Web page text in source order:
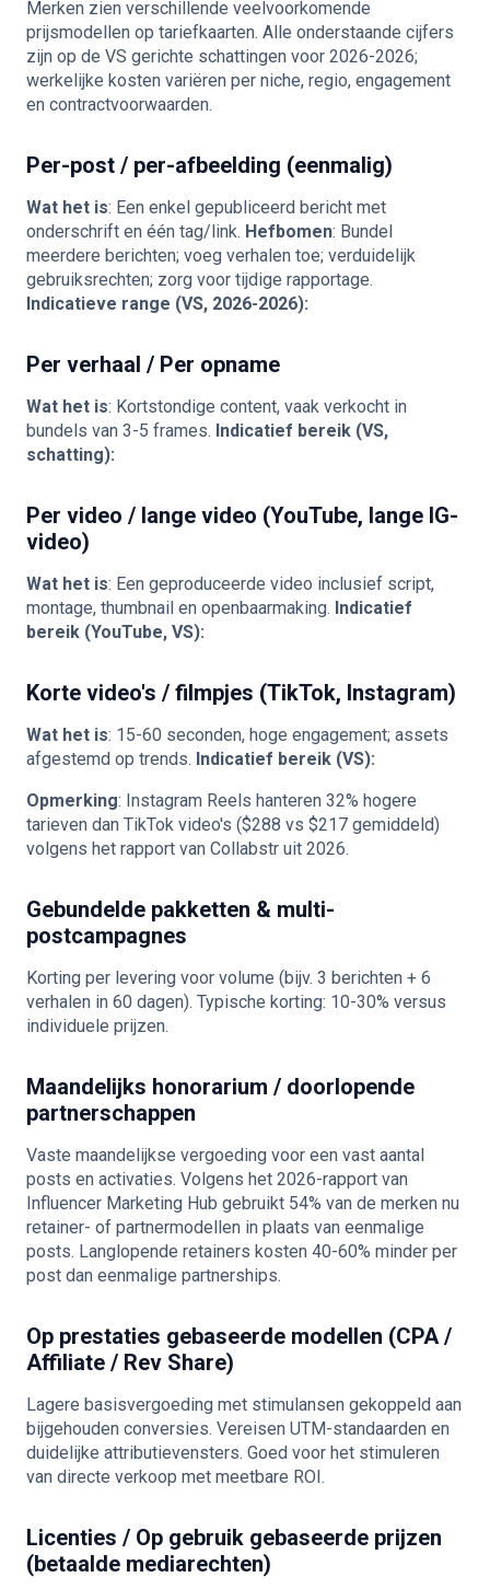
Merken zien verschillende veelvoorkomende
prijsmodellen op tariefkaarten. Alle onderstaande cijfers
zijn op de VS gerichte schattingen voor 2026-2026;
werkelijke kosten variëren per niche, regio, engagement
en contractvoorwaarden.
Per-post / per-afbeelding (eenmalig)
Wat het is: Een enkel gepubliceerd bericht met
onderschrift en één tag/link. Hefbomen: Bundel
meerdere berichten; voeg verhalen toe; verduidelijk
gebruiksrechten; zorg voor tijdige rapportage.
Indicatieve range (VS, 2026-2026):
Per verhaal / Per opname
Wat het is: Kortstondige content, vaak verkocht in
bundels van 3-5 frames. Indicatief bereik (VS,
schatting):
Per video / lange video (YouTube, lange IG-
video)
Wat het is: Een geproduceerde video inclusief script,
montage, thumbnail en openbaarmaking. Indicatief
bereik (YouTube, VS):
Korte video's / filmpjes (TikTok, Instagram)
Wat het is: 15-60 seconden, hoge engagement; assets
afgestemd op trends. Indicatief bereik (VS):
Opmerking: Instagram Reels hanteren 32% hogere
tarieven dan TikTok video's ($288 vs $217 gemiddeld)
volgens het rapport van Collabstr uit 2026.
Gebundelde pakketten & multi-
postcampagnes
Korting per levering voor volume (bijv. 3 berichten + 6
verhalen in 60 dagen). Typische korting: 10-30% versus
individuele prijzen.
Maandelijks honorarium / doorlopende
partnerschappen
Vaste maandelijkse vergoeding voor een vast aantal
posts en activaties. Volgens het 2026-rapport van
Influencer Marketing Hub gebruikt 54% van de merken nu
retainer- of partnermodellen in plaats van eenmalige
posts. Langlopende retainers kosten 40-60% minder per
post dan eenmalige partnerships.
Op prestaties gebaseerde modellen (CPA /
Affiliate / Rev Share)
Lagere basisvergoeding met stimulansen gekoppeld aan
bijgehouden conversies. Vereisen UTM-standaarden en
duidelijke attributievensters. Goed voor het stimuleren
van directe verkoop met meetbare ROI.
Licenties / Op gebruik gebaseerde prijzen
(betaalde mediarechten)